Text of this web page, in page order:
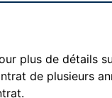
plus de détails
de plusieurs